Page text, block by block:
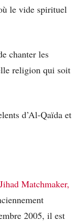
le vide spirituel
chanter les
religion qui soit
d’Al-Qaïda et
Jihad Matchmaker,
2005, il est